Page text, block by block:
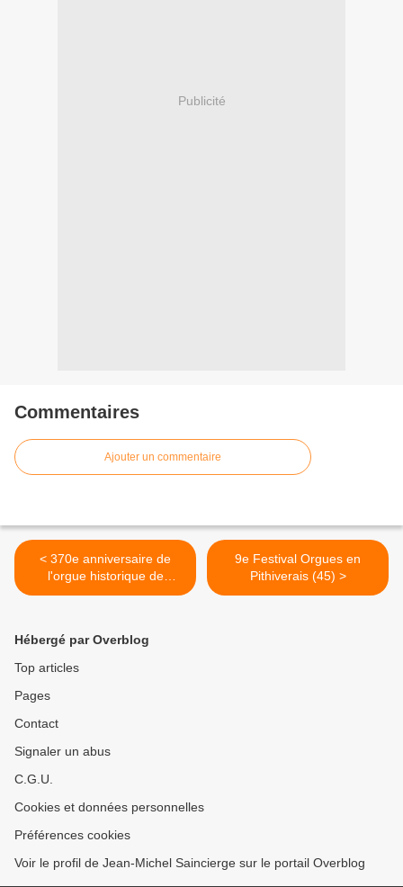
Publicité
Commentaires
Ajouter un commentaire
< 370e anniversaire de
l'orgue historique de
Nemours (77)
9e Festival Orgues en
Pithiverais (45) >
Hébergé par Overblog
Top articles
Pages
Contact
Signaler un abus
C.G.U.
Cookies et données personnelles
Préférences cookies
Voir le profil de Jean-Michel Saincierge sur le portail Overblog